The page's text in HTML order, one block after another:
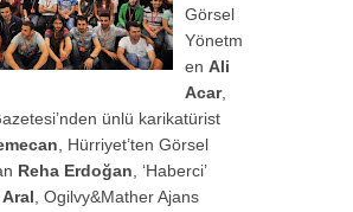
Görsel
Yönetm
en Ali
Acar,
ünlü karikatürist
, Hürriyet’ten Görsel
Reha Erdoğan , ‘Haberci’
, Ogilvy&Mather Ajans